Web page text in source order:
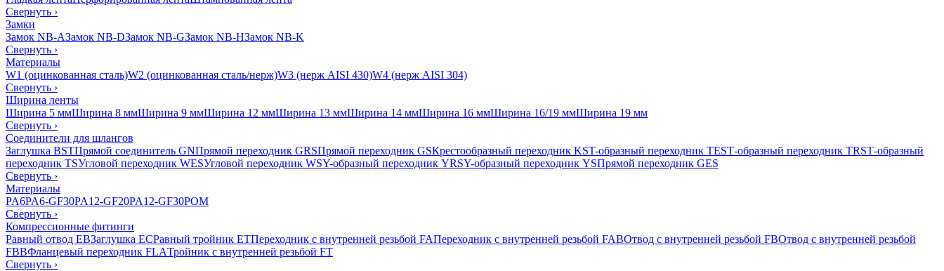
Свернуть ›
Замки
Замок NB-AЗамок NB-DЗамок NB-GЗамок NB-HЗамок NB-K
Свернуть ›
Материалы
W1 (оцинкованная сталь)W2 (оцинкованная сталь/нерж)W3 (нерж AISI 430)W4 (нерж AISI 304)
Свернуть ›
Ширина ленты
Ширина 5 ммШирина 8 ммШирина 9 ммШирина 12 ммШирина 13 ммШирина 14 ммШирина 16 ммШирина 16/19 ммШирина 19 мм
Свернуть ›
Соединители для шлангов
Заглушка BSTПрямой соединитель GNПрямой переходник GRSПрямой переходник GSКрестообразный переходник KST-образный переходник TESТ-образный переходник TRSТ-образный
переходник TSУгловой переходник WESУгловой переходник WSY-образный переходник YRSY-образный переходник YSПрямой переходник GES
Свернуть ›
Материалы
PA6PA6-GF30PA12-GF20PA12-GF30POM
Свернуть ›
Компрессионные фитинги
Равный отвод EBЗаглушка ECРавный тройник ETПереходник с внутренней резьбой FAПереходник с внутренней резьбой FABОтвод с внутренней резьбой FBОтвод с внутренней резьбой
FBBФланцевый переходник FLAТройник с внутренней резьбой FT
Свернуть ›